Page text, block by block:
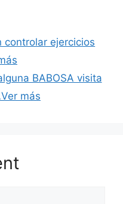
controlar ejercicios
BABOSA visita
más